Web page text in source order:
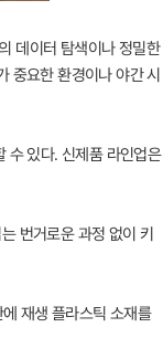
데이터 탐색이나 정밀한
중요한 환경이나 야간 시
수 있다. 신제품 라인업은
번거로운 과정 없이 키
재생 플라스틱 소재를